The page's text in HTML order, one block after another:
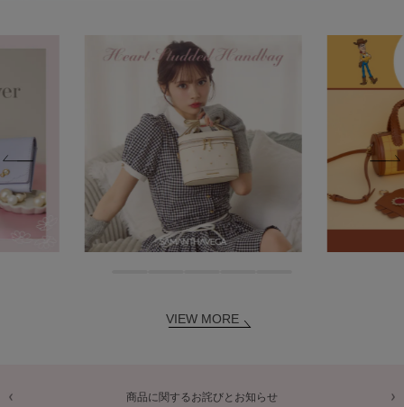
VIEW MORE
商品に関するお詫びとお知らせ